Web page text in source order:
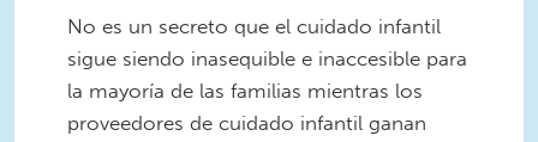
No es un secreto que el cuidado infantil
sigue siendo inasequible e inaccesible para
la mayoría de las familias mientras los
proveedores de cuidado infantil ganan